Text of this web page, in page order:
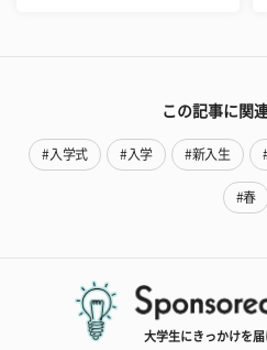
この記事に関
#入学式 #入学 #新入生
#春
大学生にきっかけを